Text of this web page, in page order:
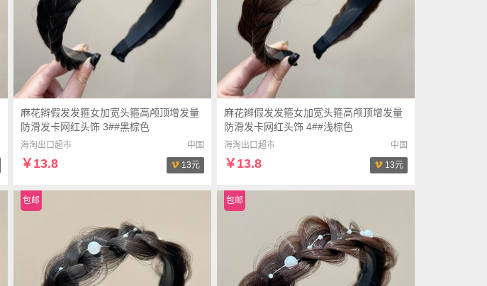
麻花辫假发发箍女加宽头箍高颅顶增发量
防滑发卡网红头饰 3##黑棕色
海淘出口超市 中国
￥13.8 13元
麻花辫假发发箍女加宽头箍高颅顶增发量
防滑发卡网红头饰 4##浅棕色
海淘出口超市 中国
￥13.8 13元
包邮 包邮